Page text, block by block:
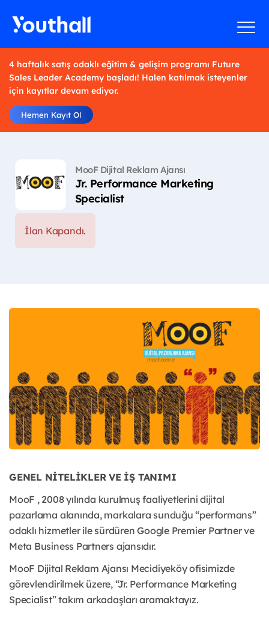
4 haftalık satış odaklı eğitim & gelişim programı Future
Sales Leader Academy başladı! Halen katılmak isteyenler
için kayıtlar devam ediyor.
Hemen Kayıt Ol
MooF Dijital Reklam Ajansı
Jr. Performance Marketing
Specialist
İlan Kapandı.
GENEL NİTELİKLER VE İŞ TANIMI
MooF , 2008 yılında kurulmuş faaliyetlerini dijital
pazarlama alanında, markalara sunduğu “performans”
odaklı hizmetler ile sürdüren Google Premier Partner ve
Meta Business Partners ajansıdır.
MooF Dijital Reklam Ajansı Mecidiyeköy ofisimizde
görevlendirilmek üzere, “Jr. Performance Marketing
Specialist” takım arkadaşları aramaktayız.